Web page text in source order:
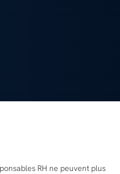
RH ne peuvent plus